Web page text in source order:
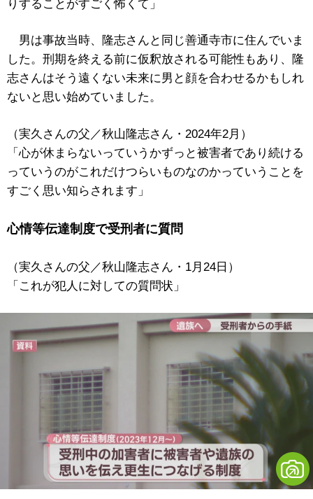
りすることがすごく怖くて」
男は事故当時、隆志さんと同じ善通寺市に住んでいま
した。刑期を終える前に仮釈放される可能性もあり、隆
志さんはそう遠くない未来に男と顔を合わせるかもしれ
ないと思い始めていました。
（実久さんの父／秋山隆志さん・2024年2月）
「心が休まらないっていうかずっと被害者であり続ける
っていうのがこれだけつらいものなのかっていうことを
すごく思い知らされます」
心情等伝達制度で受刑者に質問
（実久さんの父／秋山隆志さん・ 1月24日 ）
「これが犯人に対しての質問状」